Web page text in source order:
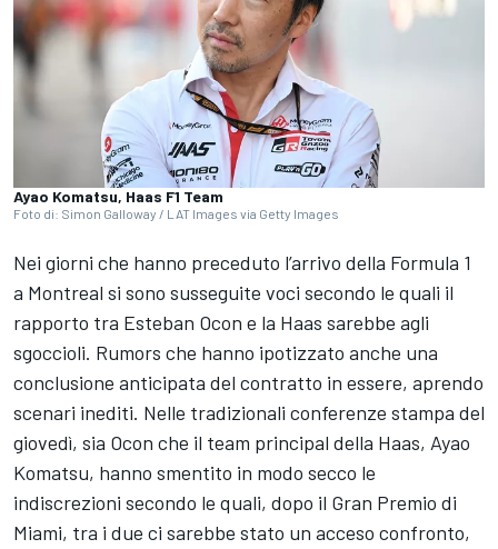
Ayao Komatsu, Haas F1 Team
Foto di: Simon Galloway / LAT Images via Getty Images
Nei giorni che hanno preceduto l’arrivo della Formula 1
a Montreal si sono susseguite voci secondo le quali il
rapporto tra Esteban Ocon e la Haas sarebbe agli
sgoccioli. Rumors che hanno ipotizzato anche una
conclusione anticipata del contratto in essere, aprendo
scenari inediti. Nelle tradizionali conferenze stampa del
giovedì, sia Ocon che il team principal della Haas, Ayao
Komatsu, hanno smentito in modo secco le
indiscrezioni secondo le quali, dopo il Gran Premio di
Miami, tra i due ci sarebbe stato un acceso confronto,